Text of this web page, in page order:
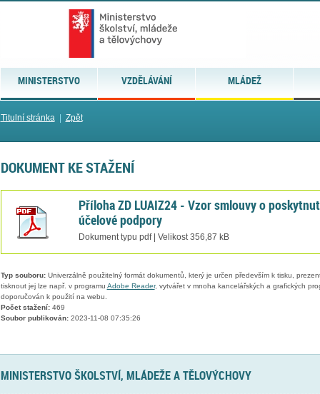
MINISTERSTVO VZDĚLÁVÁNÍ MLÁDEŽ
Titulní stránka| Zpět
DOKUMENT KE STAŽENÍ
Příloha ZD LUAIZ24 - Vzor smlouvy o
účelové podpory
Dokument typu pdf | Velikost 356,87 kB
Typ souboru:Univerzálně použitelný formát dokumentů, který je určen především k tisku,
tisknout jej lze např. v programu Adobe Reader, vytvářet v mnoha kancelářských a grafických
doporučován k použití na webu.
Počet stažení:469
Soubor publikován:2023-11-08 07:35:26
MINISTERSTVO ŠKOLSTVÍ, MLÁDEŽE A TĚLOVÝCHOVY